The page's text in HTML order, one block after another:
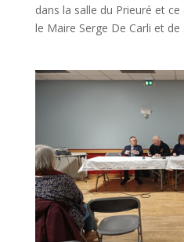
dans la salle du Prieuré et
le Maire Serge De Carli et